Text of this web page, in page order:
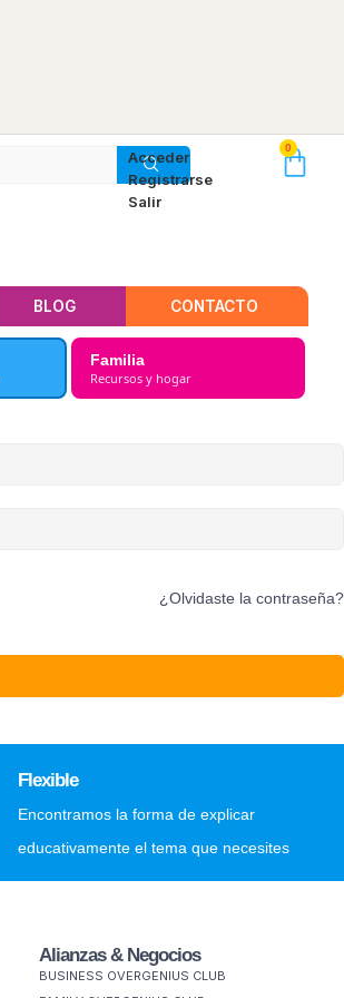
Acceder
Registrarse
Salir
0
BLOG CONTACTO
Familia
Recursos y hogar
¿Olvidaste la contraseña?
Flexible
Encontramos la forma de explicar
educativamente el tema que necesites
Alianzas & Negocios
BUSINESS OVERGENIUS CLUB